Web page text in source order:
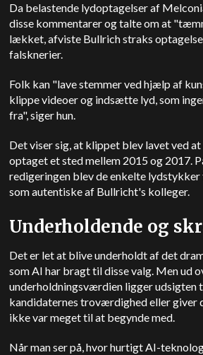
Da belastende lydoptagelser af
disse kommentarer og talte om at
lækket, afviste Bullrich straks
falsknerier.
Folk kan "lave stemmer ved hjælp af
klippe videoer og indsætte lyd, som
fra", siger hun.
Det viser sig, at klippet blev lavet ved
optaget et sted mellem 2015 og 2017.
redigeringen blev de enkelte
som autentiske af Bullricht's kolleger.
Underholdende og
Det er let at blive underholdt af det
som AI har bragt til disse valg. Men ud
underholdningsværdien ligger udsigten
kandidaternes troværdighed eller giver
ikke var meget til at begynde med.
Når man ser på, hvor hurtigt AI-